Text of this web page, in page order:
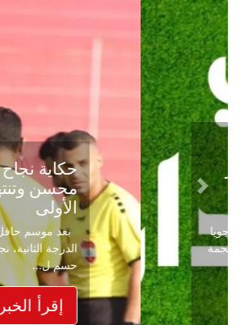
حكاية نجاح تبدأ من جبل
محسن وتنتهي في
الأولى
بعد موسم حافل بالإثارة
الدرجة الثانية، نجح الإخاء الأهلي
حسم ل...
إقرأ الخبر
Previous